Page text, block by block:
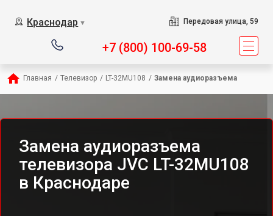
Краснодар ▼ Передовая улица, 59
+7 (800) 100-69-58
Главная / Телевизор / LT-32MU108 / Замена аудиоразъема
Замена аудиоразъема
телевизора JVC LT-32MU108
в Краснодаре